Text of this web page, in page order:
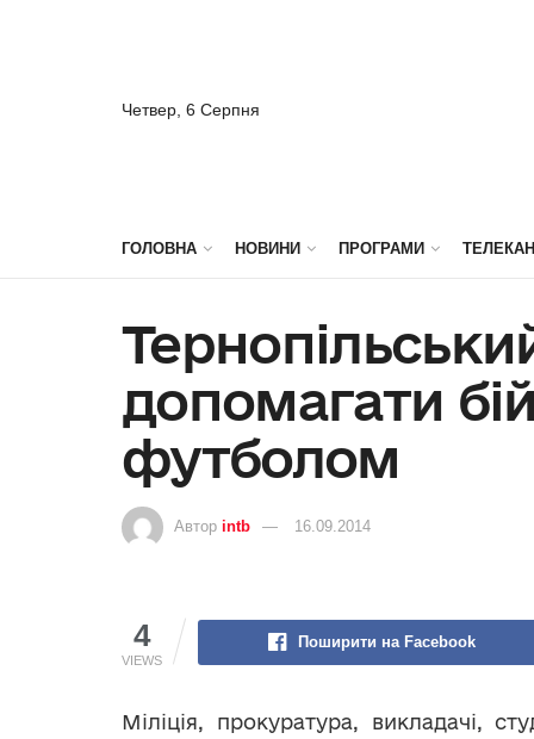
Четвер, 6 Серпня
ГОЛОВНА НОВИНИ ПРОГРАМИ
допомагати
футболом
Автор intb 16.09.2014
4
VIEWS
Поширити на Facebook
Міліція, прокуратура, викладачі,